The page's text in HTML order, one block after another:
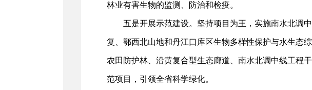
林业有害生物的监测、防治和检疫。
五是开展示范建设。坚持项目为王，实施南水北调
复、鄂西北山地和丹江口库区生物多样性保护与水生态
农田防护林、沿黄复合型生态廊道、南水北调中线工程
范项目，引领全省科学绿化。